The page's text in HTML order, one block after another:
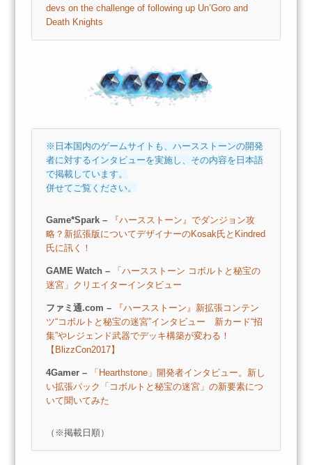
devs on the challenge of following up Un’Goro and
Death Knights
※日本国内のゲームサイトも、ハースストーンの開発
者に対するインタビューを実施し、その内容を日本語
で掲載しています。
併せてご覧ください。
Game*Spark –
『ハースストーン』でダンジョン攻
略？新拡張版についてデザイナーのKosak氏とKindred
氏に訊く！
GAME Watch –
「ハースストーン コボルトと秘宝の
迷宮」クリエイターインタビュー
ファミ通.com –
『ハースストーン』新拡張コンテン
ツ“コボルトと秘宝の迷宮”インタビュー 新カード“招
集”やレジェンド武器でデッキ構築が変わる！
【BlizzCon2017】
4Gamer –
「Hearthstone」開発者インタビュー。新し
い拡張パック「コボルトと秘宝の迷宮」の新要素につ
いて聞いてみた
（※掲載日順）